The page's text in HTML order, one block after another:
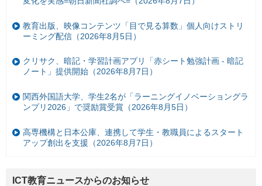
教育出版、映像コンテンツ「目で見る算数」個人向けストリ
ーミング配信（2026年8月5日）
クリサク、暗記・学習計画アプリ「赤シート勉強計画 - 暗記
ノート」提供開始（2026年8月7日）
関西外国語大学、学生2名が「ラーニングイノベーショングラ
ンプリ2026」で奨励賞受賞（2026年8月5日）
高専機構と日本公庫、連携して学生・教職員によるスタート
アップ創出を支援（2026年8月7日）
ICT教育ニュースからのお知らせ